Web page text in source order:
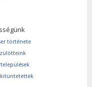
története
kitüntetettek